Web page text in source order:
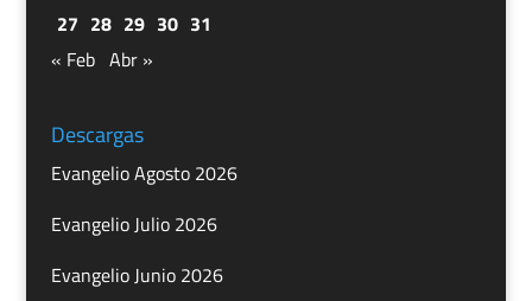
27 28 29 30 31
« Feb Abr »
Descargas
Evangelio Agosto 2026
Evangelio Julio 2026
Evangelio Junio 2026